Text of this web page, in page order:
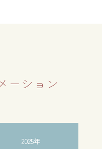
ーション
2025年